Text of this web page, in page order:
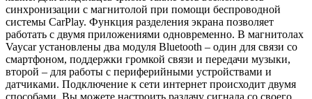
синхронизации с магнитолой при помощи беспроводной
системы CarPlay. Функция разделения экрана позволяет
работать с двумя приложениями одновременно. В магнитолах
Vaycar установлены два модуля Bluetooth – один для связи со
смартфоном, поддержки громкой связи и передачи музыки,
второй – для работы с периферийными устройствами и
датчиками. Подключение к сети интернет происходит двумя